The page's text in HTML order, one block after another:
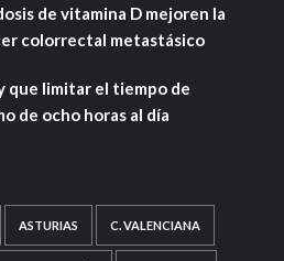
de vitamina D mejoren la
colorrectal metastásico
que limitar el tiempo de
de ocho horas al día
ASTURIAS C. VALENCIANA